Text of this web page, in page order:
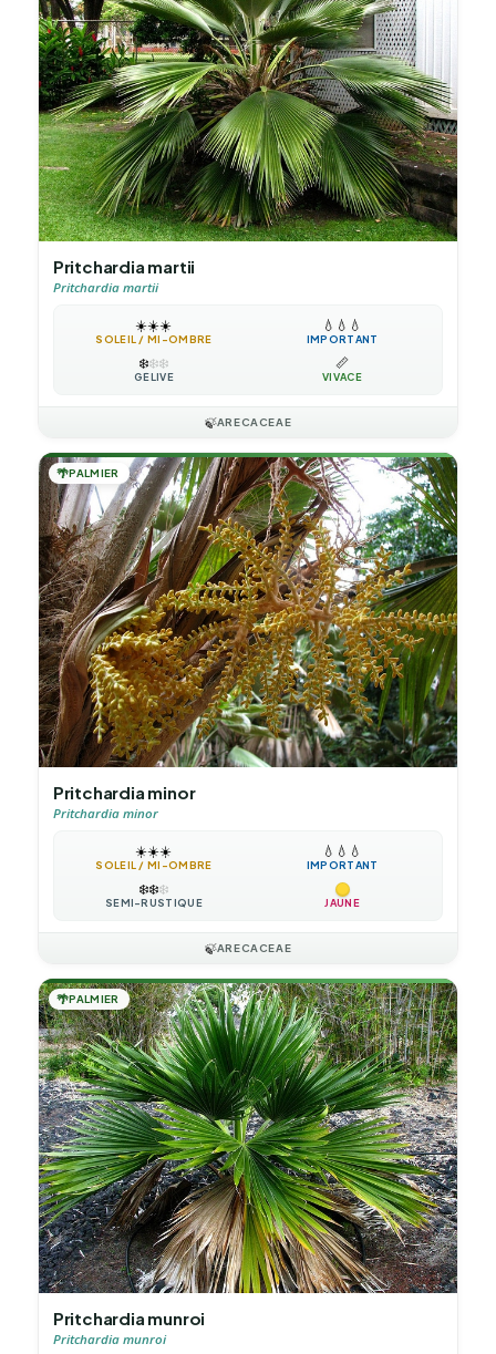
Pritchardia martii
Pritchardia martii
☀️☀️☀️
SOLEIL / MI-OMBRE
💧 💧 💧
IMPORTANT
❄️❄️❄️
GÉLIVE
📏
VIVACE
🍃ARECACEAE
🌴PALMIER
Pritchardia minor
Pritchardia minor
☀️☀️☀️
SOLEIL / MI-OMBRE
💧 💧 💧
IMPORTANT
❄️❄️❄️
SEMI-RUSTIQUE JAUNE
🍃ARECACEAE
🌴PALMIER
Pritchardia munroi
Pritchardia munroi